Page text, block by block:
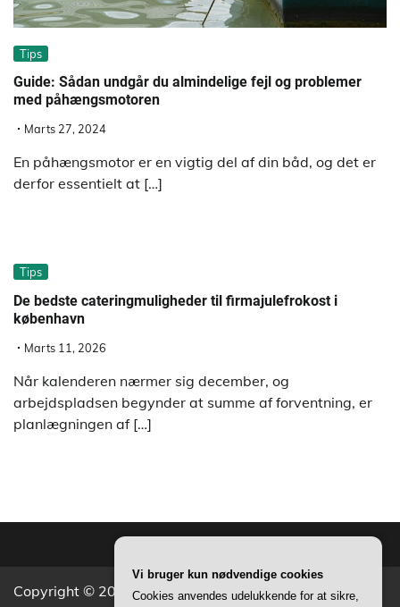
Tips
Guide: Sådan undgår du almindelige fejl og problemer
med påhængsmotoren
Marts 27, 2024
En påhængsmotor er en vigtig del af din båd, og det er
derfor essentielt at […]
Tips
De bedste cateringmuligheder til firmajulefrokost i
københavn
Marts 11, 2026
Når kalenderen nærmer sig december, og
arbejdspladsen begynder at summe af forventning, er
planlægningen af […]
Copyright © 2026Aktivitets Nyt Theme: Popular News
Vi bruger kun nødvendige cookies
Cookies anvendes udelukkende for at sikre,